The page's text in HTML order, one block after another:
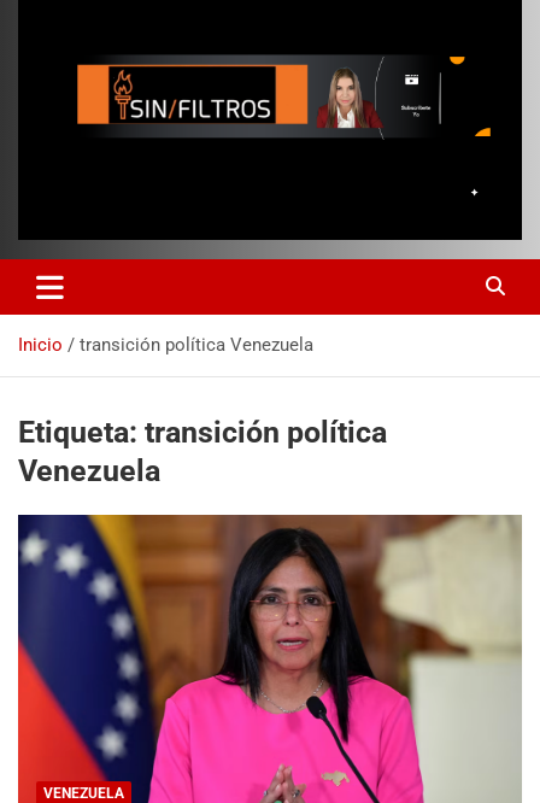
Inicio transición política Venezuela
Etiqueta: transición política
Venezuela
VENEZUELA